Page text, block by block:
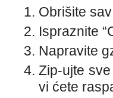
Obrišite
Ispraznite
Napravite
Zip-ujte
vi ćete